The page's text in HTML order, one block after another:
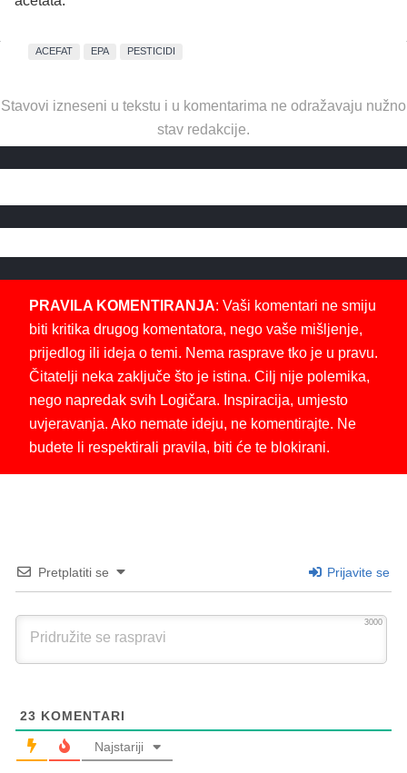
ACEFAT EPA PESTICIDI
Stavovi izneseni u tekstu i u komentarima ne odražavaju nužno
stav redakcije.
PRAVILA KOMENTIRANJA: Vaši komentari ne smiju
biti kritika drugog komentatora, nego vaše mišljenje,
prijedlog ili ideja o temi. Nema rasprave tko je u pravu.
Čitatelji neka zaključe što je istina. Cilj nije polemika,
nego napredak svih Logičara. Inspiracija, umjesto
uvjeravanja. Ako nemate ideju, ne komentirajte. Ne
budete li respektirali pravila, biti će te blokirani.
Pretplatiti se Prijavite se
3000
23 KOMENTARI
Najstariji